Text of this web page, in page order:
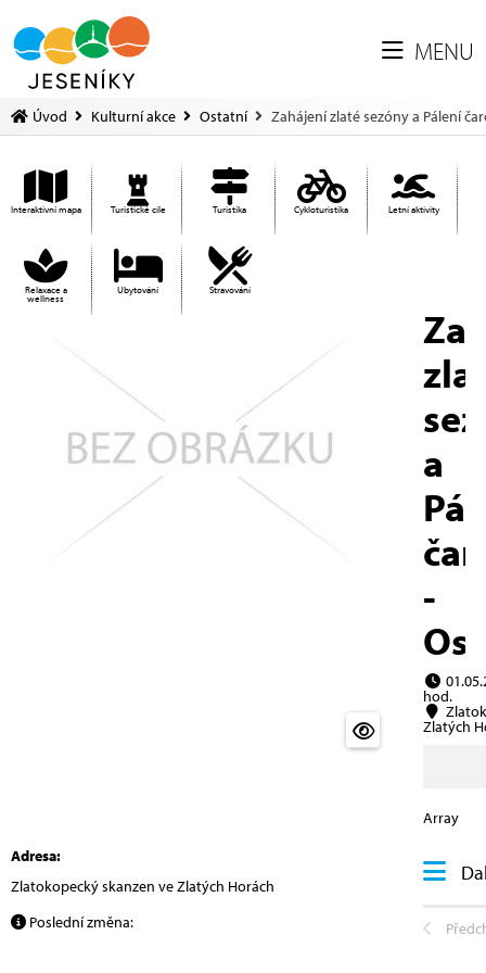
MENU
Úvod Kulturní akce Ostatní Zahájení zlaté sezóny a Pálení
Interaktivní mapa Turistické cíle Turistika Cykloturistika Letní aktivity
Relaxace a
wellness
Ubytování Stravování
Adresa:
Zlatokopecký skanzen ve Zlatých Horách
Poslední změna:
a
-
hod.
Zlatých
Array